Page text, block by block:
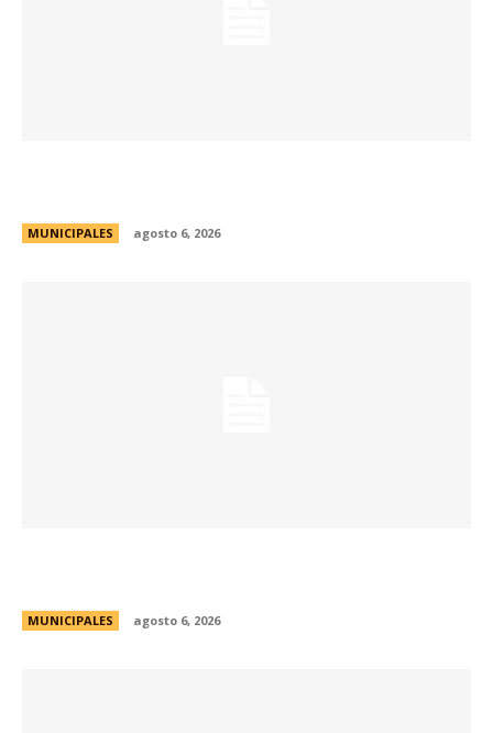
MUNICIPALES agosto 6, 2026
MUNICIPALES agosto 6, 2026